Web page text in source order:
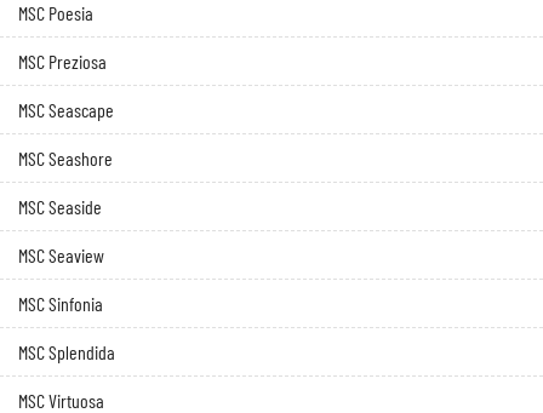
MSC Poesia
MSC Preziosa
MSC Seascape
MSC Seashore
MSC Seaside
MSC Seaview
MSC Sinfonia
MSC Splendida
MSC Virtuosa